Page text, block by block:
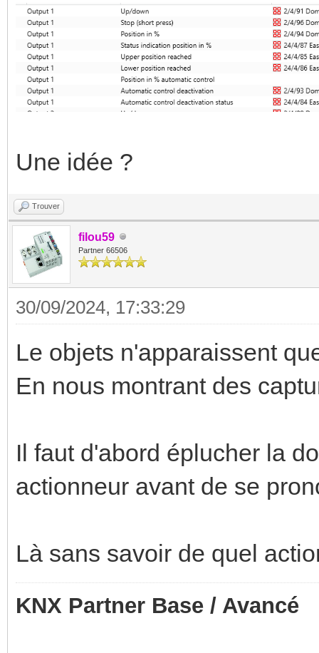
Une idée ?
Trouver
filou59
Partner 66506
30/09/2024, 17:33:29
Le objets n'apparaissent
En nous montrant des
Il faut d'abord éplucher la
actionneur avant de se
Là sans savoir de quel
KNX Partner Base / Avancé